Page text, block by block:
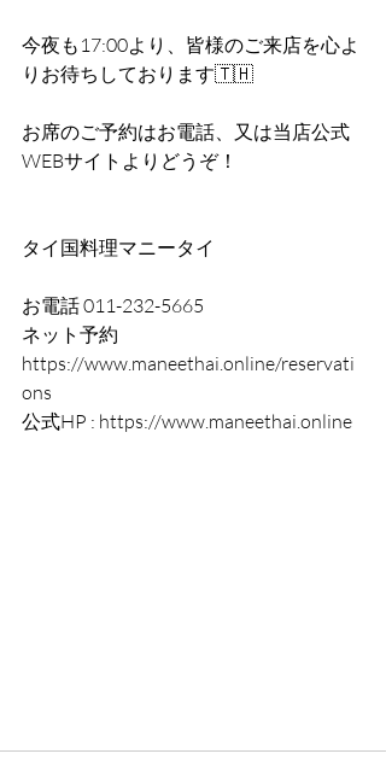
今夜も17:00より、皆様のご来店を心よ
りお待ちしております🇹🇭
お席のご予約はお電話、又は当店公式
WEBサイトよりどうぞ！
タイ国料理マニータイ
お電話 011-232-5665
ネット予約
https://www.maneethai.online/reservati
ons
公式HP : https://www.maneethai.online